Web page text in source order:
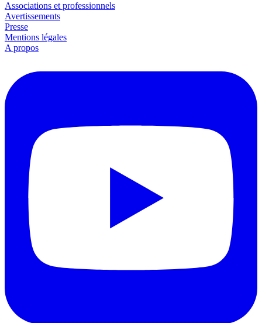
Associations et professionnels
Avertissements
Presse
Mentions légales
A propos